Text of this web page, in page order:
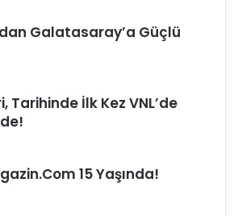
Galatasaray’a Güçlü
Tarihinde İlk Kez VNL’de
15 Yaşında!